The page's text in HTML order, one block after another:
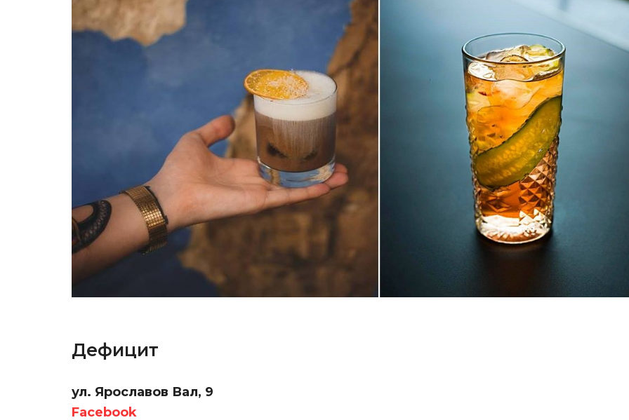
Дефицит
ул. Ярославов Вал, 9
Facebook